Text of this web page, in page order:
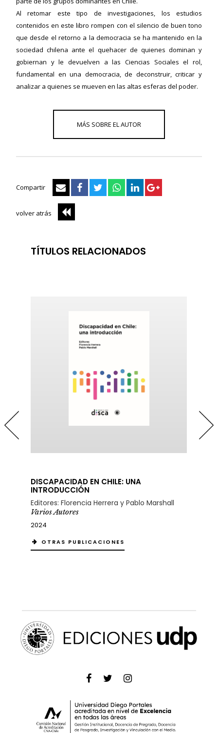
Al retomar este tipo de investigaciones, los estudios
contenidos en este libro rompen con el silencio de buen tono
que desde el retorno a la democracia se ha mantenido en la
sociedad chilena ante el quehacer de quienes dominan y
gobiernan y le devuelven a las Ciencias Sociales el rol,
fundamental en una democracia, de deconstruir, criticar y
analizar a quienes se mueven en las altas esferas del poder.
Compartir
volver atrás
TÍTULOS RELACIONADOS
DISCAPACIDAD EN CHILE: UNA
INTRODUCCIÓN
Editores: Florencia Herrera y Pablo Marshall
Varios Autores
2024
OTRAS PUBLICACIONES